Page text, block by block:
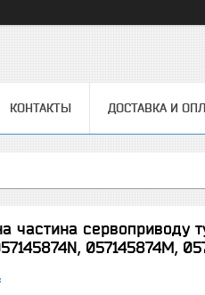
КОНТАКТЫ ДОСТАВКА И
частина сервоприводу
057145874M,